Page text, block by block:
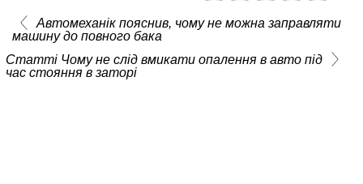
Автомеханік пояснив, чому не можна заправляти
машину до повного бака
Статті Чому не слід вмикати опалення в авто під
час стояння в заторі